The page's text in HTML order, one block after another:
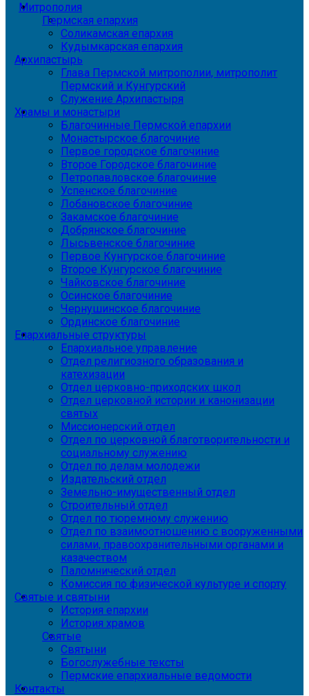
Митрополия
Пермская епархия
Соликамская епархия
Кудымкарская епархия
Архипастырь
Глава Пермской митрополии, митрополит
Пермский и Кунгурский
Служение Архипастыря
Храмы и монастыри
Благочинные Пермской епархии
Монастырское благочиние
Первое городское благочиние
Второе Городское благочиние
Петропавловское благочиние
Успенское благочиние
Лобановское благочиние
Закамское благочиние
Добрянское благочиние
Лысьвенское благочиние
Первое Кунгурское благочиние
Второе Кунгурское благочиние
Чайковское благочиние
Осинское благочиние
Чернушинское благочиние
Ординское благочиние
Епархиальные структуры
Епархиальное управление
Отдел религиозного образования и
катехизации
Отдел церковно-приходских школ
Отдел церковной истории и канонизации
святых
Миссионерский отдел
Отдел по церковной благотворительности и
социальному служению
Отдел по делам молодежи
Издательский отдел
Земельно-имущественный отдел
Строительный отдел
Отдел по тюремному служению
Отдел по взаимоотношению с вооруженными
силами, правоохранительными органами и
казачеством
Паломнический отдел
Комиссия по физической культуре и спорту
Святые и святыни
История епархии
История храмов
Святые
Святыни
Богослужебные тексты
Пермские епархиальные ведомости
Контакты